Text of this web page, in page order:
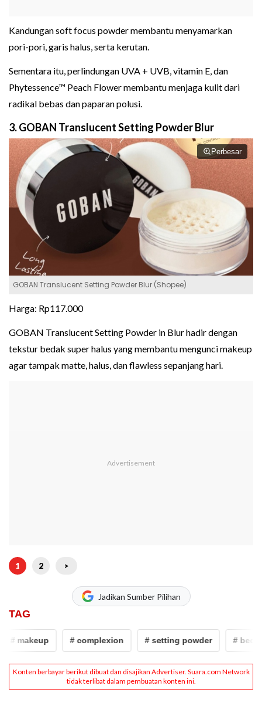
Kandungan soft focus powder membantu menyamarkan
pori-pori, garis halus, serta kerutan.
Sementara itu, perlindungan UVA + UVB, vitamin E, dan
Phytessence™ Peach Flower membantu menjaga kulit dari
radikal bebas dan paparan polusi.
3. GOBAN Translucent Setting Powder Blur
Perbesar
GOBAN Translucent Setting Powder Blur (Shopee)
Harga: Rp117.000
GOBAN Translucent Setting Powder in Blur hadir dengan
tekstur bedak super halus yang membantu mengunci makeup
agar tampak matte, halus, dan flawless sepanjang hari.
1 2 >
Jadikan Sumber Pilihan
TAG
# makeup # complexion # setting powder # bedak